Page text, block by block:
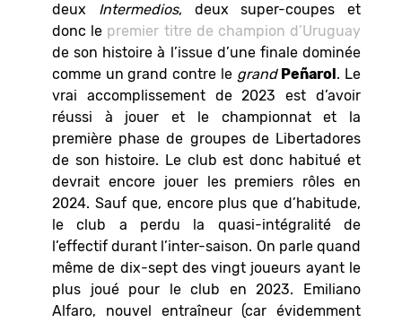
deux Intermedios, deux super-coupes et
donc le premier titre de champion d’Uruguay
de son histoire à l’issue d’une finale dominée
comme un grand contre le grand Peñarol. Le
vrai accomplissement de 2023 est d’avoir
réussi à jouer et le championnat et la
première phase de groupes de Libertadores
de son histoire. Le club est donc habitué et
devrait encore jouer les premiers rôles en
2024. Sauf que, encore plus que d’habitude,
le club a perdu la quasi-intégralité de
l’effectif durant l’inter-saison. On parle quand
même de dix-sept des vingt joueurs ayant le
plus joué pour le club en 2023. Emiliano
Alfaro, nouvel entraîneur (car évidemment